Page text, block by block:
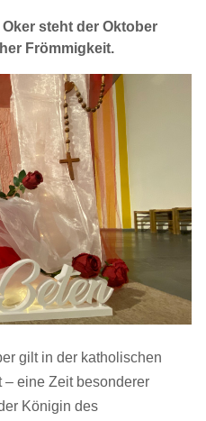
steht der Oktober
Frömmigkeit.
gilt in der katholischen
– eine Zeit besonderer
Königin des